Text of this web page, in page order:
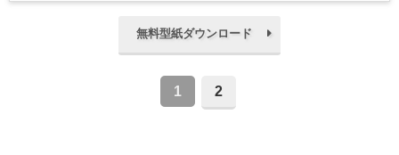
無料型紙ダウンロード
1 2